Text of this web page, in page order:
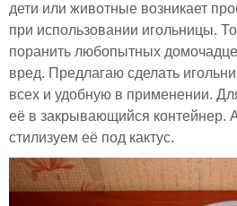
дети или животные возникает
при использовании игольницы.
поранить любопытных
вред. Предлагаю сделать
всех и удобную в применении.
её в закрывающийся контейнер.
стилизуем её под кактус.